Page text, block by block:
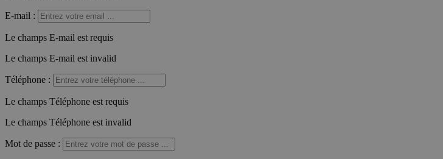
E-mail :
Le champs E-mail est requis
Le champs E-mail est invalid
Téléphone :
Le champs Téléphone est requis
Le champs Téléphone est invalid
Mot de passe :